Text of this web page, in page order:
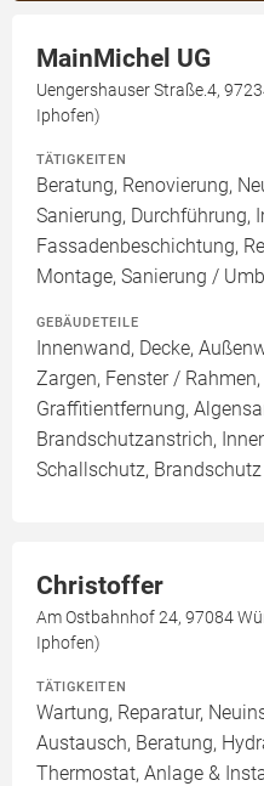
MainMichel UG
Uengershauser Straße.4,
Iphofen)
TÄTIGKEITEN
Beratung, Renovierung,
Sanierung, Durchführung,
Fassadenbeschichtung,
Montage, Sanierung /
GEBÄUDETEILE
Innenwand, Decke,
Zargen, Fenster /
Graffitientfernung,
Brandschutzanstrich,
Schallschutz, Brandschutz
Christoffer
Am Ostbahnhof 24, 97084
Iphofen)
TÄTIGKEITEN
Wartung, Reparatur,
Austausch, Beratung,
Thermostat, Anlage &